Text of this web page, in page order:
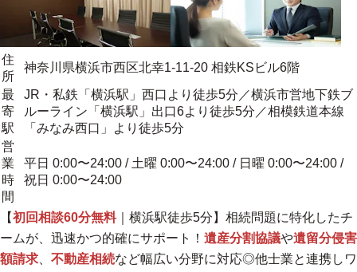
住
所
神奈川県横浜市西区北幸1-11-20 相鉄KSビル6階
最
寄
駅
JR・私鉄「横浜駅」西口より徒歩5分／横浜市営地下鉄ブ
ルーライン「横浜駅」出口6より徒歩5分／相模鉄道本線
「みなみ西口」より徒歩5分
営
業
時
間
平日 0:00〜24:00 / 土曜 0:00〜24:00 / 日曜 0:00〜24:00 /
祝日 0:00〜24:00
【初回相談60分無料｜横浜駅徒歩5分】相続問題に特化したチ
ームが、迅速かつ的確にサポート！ 遺産分割協議や遺留分侵害
額請求
不動産相続など幅広い分野に対応◎他士業と連携しワ